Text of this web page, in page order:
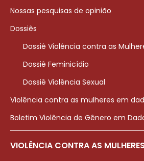
Nossas pesquisas de opinião
Dossiês
Dossiê Violência contra as
Dossiê Feminicídio
Dossiê Violência Sexual
Violência contra as mulheres em
Boletim Violência de Gênero em
VIOLÊNCIA CONTRA AS MULHERES